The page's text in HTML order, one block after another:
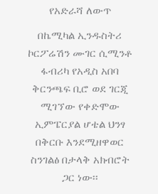
የአድራሻ ለውጥ
በኬሚካል ኢንዱስትሪ
ኮርፖሬሽን ሙገር ሲሚንቶ
ፋብሪካ የአዲስ አበባ
ቅርንጫፍ ቢሮ ወደ ገርጂ
ሚገኘው የቀድሞው
ኢምፔርያል ሆቴል ህንፃ
በቅርቡ እንደሚዘዋወር
ስንገልፅ በታላቅ አክብሮት
ጋር ነው፡፡